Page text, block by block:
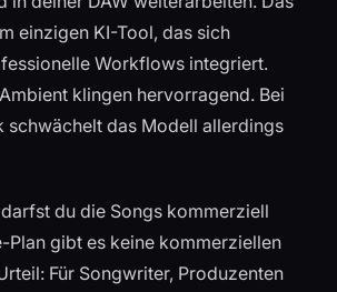
einzigen KI-Tool, das sich
Workflows integriert.
klingen hervorragend. Bei
schwächelt das Modell allerdings
du die Songs kommerziell
Plan gibt es keine kommerziellen
Für Songwriter, Produzenten